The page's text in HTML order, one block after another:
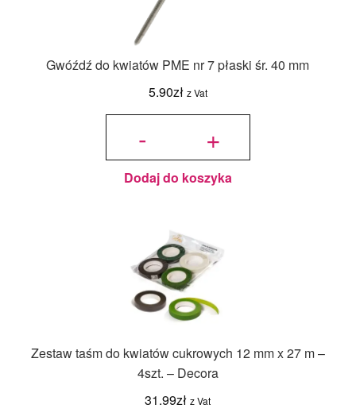
Gwóźdź do kwiatów PME nr 7 płaski śr. 40 mm
5.90zł z Vat
-
ilość
kwiatów
PME nr
7 płaski
śr. 40
mm
+
Dodaj do koszyka
Zestaw taśm do kwiatów cukrowych 12 mm x 27 m –
4szt. – Decora
31.99zł z Vat